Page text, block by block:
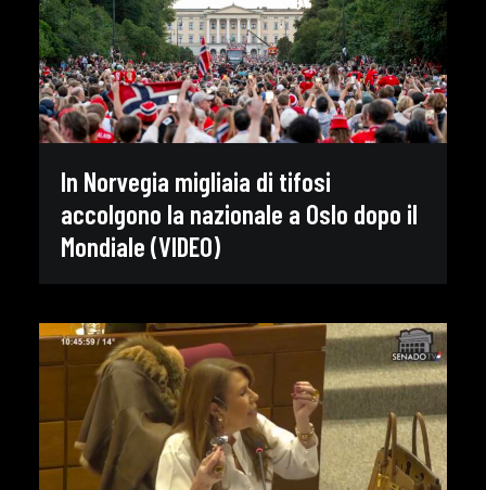
In Norvegia migliaia di tifosi
accolgono la nazionale a Oslo dopo il
Mondiale (VIDEO)